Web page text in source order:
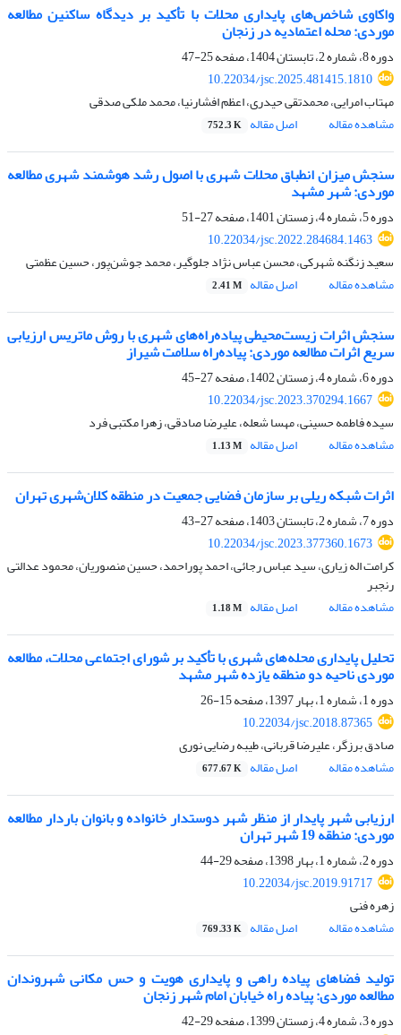
واکاوی شاخص‌های پایداری محلات با تأکید بر دیدگاه ساکنین مطالعه
موردی: محله اعتمادیه در زنجان
دوره 8، شماره 2، تابستان 1404، صفحه
25-47
10.22034/jsc.2025.481415.1810
مهتاب امرایی، محمدتقی حیدری، اعظم افشارنیا، محمد ملکی صدقی
مشاهده مقاله
اصل مقاله 752.3 K
سنجش میزان انطباق محلات شهری با اصول رشد هوشمند شهری مطالعه
موردی: شهر مشهد
دوره 5، شماره 4، زمستان 1401، صفحه
27-51
10.22034/jsc.2022.284684.1463
سعید زنگنه شهرکی، محسن عباس نژاد جلوگیر، محمد جوشن‌پور، حسین عظمتی
مشاهده مقاله
اصل مقاله 2.41 M
سنجش اثرات زیست‌محیطی پیاده‌راه‌های شهری با روش ماتریس ارزیابی
سریع اثرات مطالعه موردی: پیاده‌راه سلامت شیراز
دوره 6، شماره 4، زمستان 1402، صفحه
27-45
10.22034/jsc.2023.370294.1667
سیده فاطمه حسینی، مهسا شعله، علیرضا صادقی، زهرا مکتبی فرد
مشاهده مقاله
اصل مقاله 1.13 M
اثرات شبکه ریلی بر سازمان فضایی جمعیت در منطقه کلان‌شهری تهران
دوره 7، شماره 2، تابستان 1403، صفحه
27-43
10.22034/jsc.2023.377360.1673
کرامت اله زیاری، سید عباس رجائی، احمد پوراحمد، حسین منصوریان، محمود عدالتی
رنجبر
مشاهده مقاله
اصل مقاله 1.18 M
تحلیل پایداری محله‌های شهری با تأکید بر شورای اجتماعی محلات، مطالعه
موردی ناحیه دو منطقه یازده شهر مشهد
دوره 1، شماره 1، بهار 1397، صفحه
15-26
10.22034/jsc.2018.87365
صادق برزگر، علیرضا قربانی، طیبه رضایی نوری
مشاهده مقاله
اصل مقاله 677.67 K
ارزیابی شهر پایدار از منظر شهر دوستدار خانواده و بانوان باردار مطالعه
موردی: منطقه 19 شهر تهران
دوره 2، شماره 1، بهار 1398، صفحه
29-44
10.22034/jsc.2019.91717
زهره فنی
مشاهده مقاله
اصل مقاله 769.33 K
تولید فضاهای پیاده راهی و پایداری هویت و حس مکانی شهروندان
مطالعه موردی: پیاده راه خیابان امام شهر زنجان
دوره 3، شماره 4، زمستان 1399، صفحه
29-42